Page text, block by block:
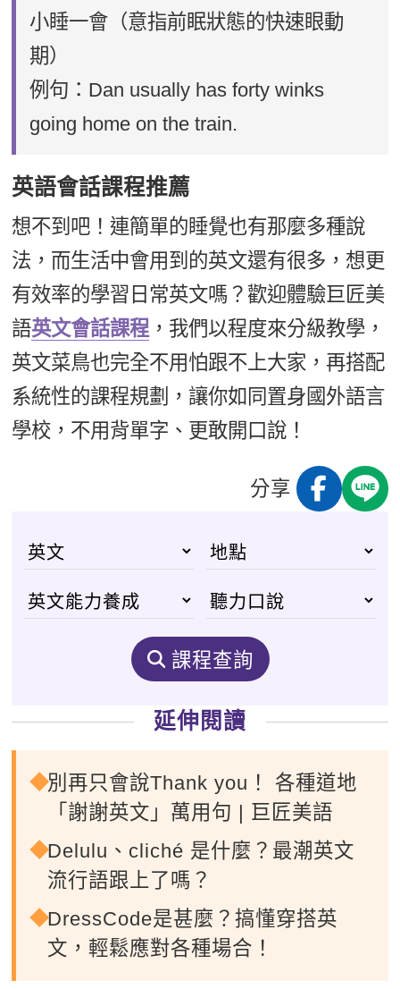
小睡一會（意指前眠狀態的快速眼動
期）
例句：Dan usually has forty winks
going home on the train.
英語會話課程推薦
想不到吧！連簡單的睡覺也有那麼多種說
法，而生活中會用到的英文還有很多，想更
有效率的學習日常英文嗎？歡迎體驗巨匠美
語英文會話課程 ，我們以程度來分級教學，
英文菜鳥也完全不用怕跟不上大家，再搭配
系統性的課程規劃，讓你如同置身國外語言
學校，不用背單字、更敢開口說！
分享
課程查詢
延伸閱讀
別再只會說Thank you！ 各種道地
「謝謝英文」萬用句 | 巨匠美語
Delulu、cliché 是什麼？最潮英文
流行語跟上了嗎？
DressCode是甚麼？搞懂穿搭英
文，輕鬆應對各種場合！